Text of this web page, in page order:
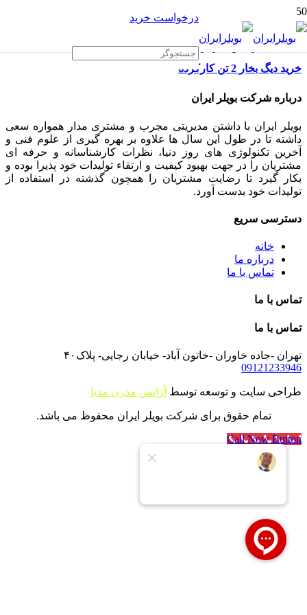
درخواست خرید
خرید دیگ بخار 2 تن کارکرده
درباره شرکت بویلر ایران
بویلر ایران با داشتن مدیریتی مجرب و مشتری مدار همواره سعی
داشته تا در طول این سال ها علاوه بر بهره گیری از علوم فنی و
آخرین تکنولوژی های روز دنیا، نظرات کارشناسانه و حرفه ای
مشتریان را در جهت بهبود کیفیت و ارتقاء تولیدات خود پذیرا بوده و
بکار گیرد تا رضایت مشتریان را همچون گذشته در استفاده از
تولیدات خود بدست آورد.
دسترسی سریع
خانه
درباره ما
تماس با ما
تماس با ما
تماس با ما
تهران -جاده خاوران -خاتون آباد- خیابان رجایی- پلاک۴۰
09121233946
طراحی سایت و توسعه توسط آژانس مدرن مدیا
تمام حقوق برای شرکت بویلر ایران محفوظ می باشد.
Call Now Button